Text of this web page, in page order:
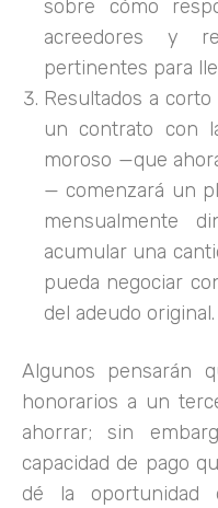
sobre cómo
acreedores y
pertinentes para
Resultados a
un contrato con
moroso —que
— comenzará un
mensualmente
acumular una
pueda negociar
del adeudo original.
Algunos pensarán
honorarios a un
ahorrar; sin
capacidad de pago
dé la oportunidad